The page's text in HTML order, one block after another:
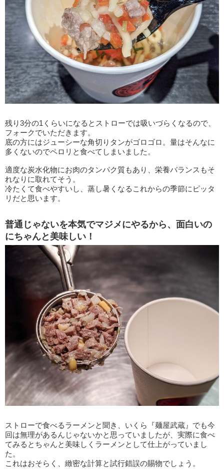
残り3分の1くらいになるとストローでは吸いづらくなるので、
フォークでいただきます。
底の方にはジューシーな角切りタンがゴロゴロ。量はそんなに
多くないのでペロリと食べてしまいました。
適度な炭水化物にお肉のタンパク質もあり、栄養バランスもそ
れなりに取れてそう。
冷たくて食べやすいし、蒸し暑くなるこれからの季節にピッタ
リだと思います。
普通じゃないを本気でマジメにやるから、面白いの
にちゃんと美味しい！
ストローで食べるラーメンと聞き、いくら『麺屋武蔵』でも今
回は無理があるんじゃないかと思っていましたが、実際に食べ
てみるとちゃんと美味しくラーメンとして仕上がっていまし
た。
これはおそらく、緻密な計算と試行錯誤の賜物でしょう。